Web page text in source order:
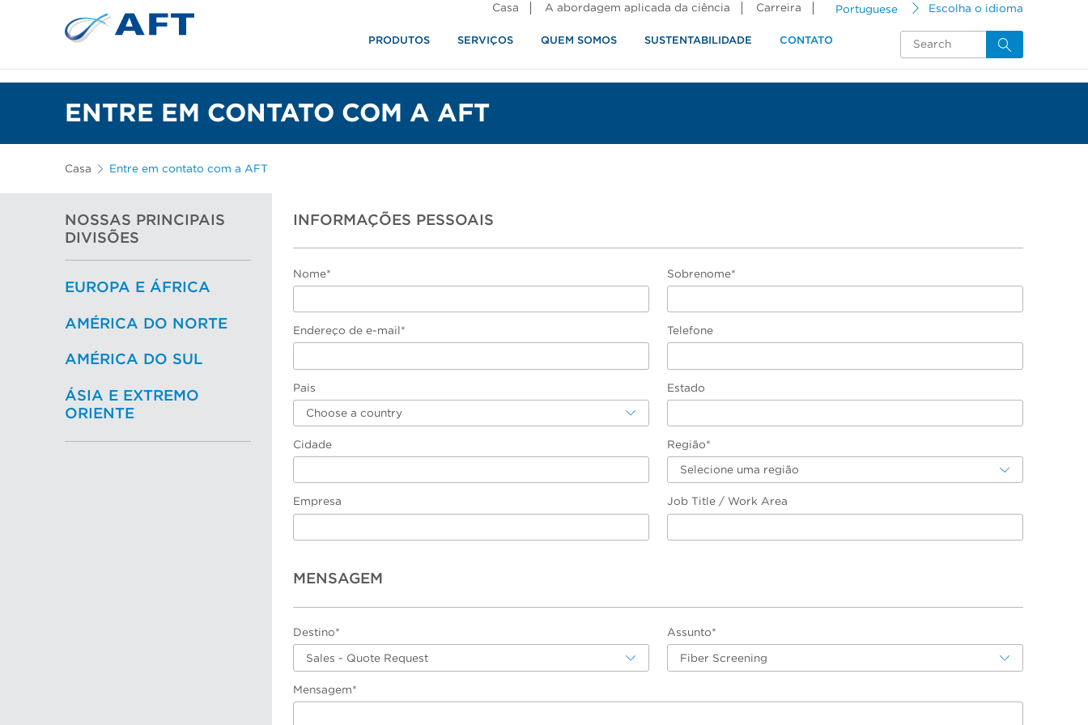
Portuguese Escolha o idioma
Casa A abordagem aplicada da ciência Carreira
PRODUTOS SERVIÇOS QUEM SOMOS SUSTENTABILIDADE CONTATO
ENTRE EM CONTATO COM A AFT
Casa Entre em contato com a AFT
NOSSAS PRINCIPAIS
DIVISÕES
EUROPA E ÁFRICA
AMÉRICA DO NORTE
AMÉRICA DO SUL
ÁSIA E EXTREMO
ORIENTE
INFORMAÇÕES PESSOAIS
Nome* Sobrenome*
Endereço de e-mail* Telefone
Pais
Choose a country
Estado
Cidade Região*
Selecione uma região
Empresa Job Title / Work Area
MENSAGEM
Destino*
Sales - Quote Request
Assunto*
Fiber Screening
Mensagem*